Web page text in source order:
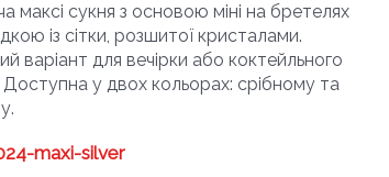
максі сукня з основою міні на бретелях
із сітки, розшитої кристалами.
варіант для вечірки або коктейльного
Доступна у двох кольорах: срібному та
maxi-silver